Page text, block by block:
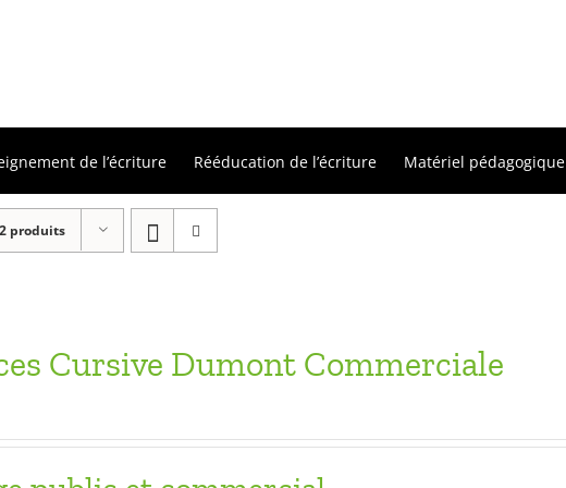
de l’écriture Rééducation de l’écriture Matériel pédagogique
produits
Cursive Dumont Commerciale